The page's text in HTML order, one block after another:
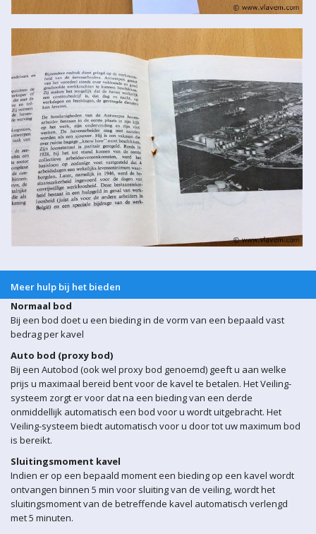
Meer hulp bij het bieden
Normaal bod
Bij een bod doet u een bieding in de vorm van een bepaald vast
bedrag per kavel
Auto bod (proxy bod)
Bij een Autobod (ook wel proxy bod genoemd) geeft u aan welke
prijs u maximaal bereid bent voor de kavel te betalen. Het Veiling-
systeem zorgt er voor dat na een bieding van een derde
onmiddellijk automatisch een bod voor u wordt uitgebracht. Het
Veiling-systeem biedt automatisch voor u door tot uw maximum bod
is bereikt.
Sluitingsmoment kavel
Indien er op een bepaald moment een bieding op een kavel wordt
ontvangen binnen 5 min voor sluiting van de veiling, wordt het
sluitingsmoment van de betreffende kavel automatisch verlengd
met 5 minuten.